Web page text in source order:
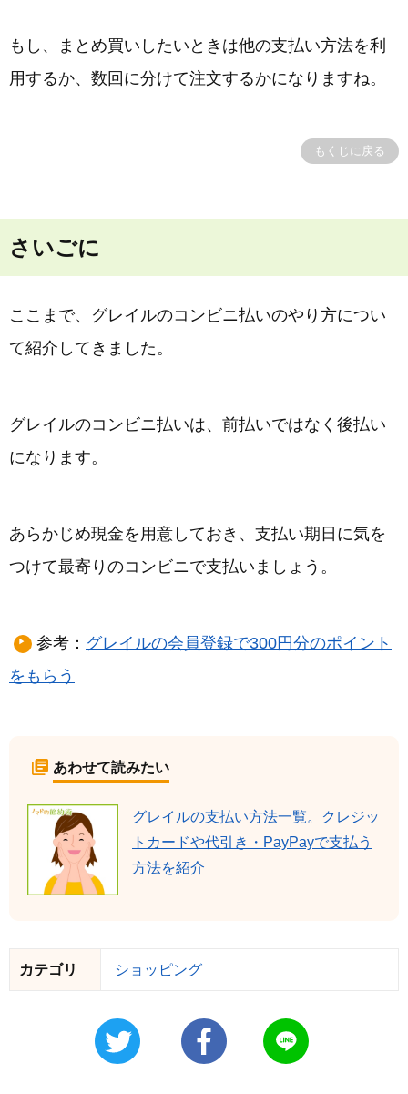
もし、まとめ買いしたいときは他の支払い方法を利
用するか、数回に分けて注文するかになりますね。
もくじに戻る
さいごに
ここまで、グレイルのコンビニ払いのやり方につい
て紹介してきました。
グレイルのコンビニ払いは、前払いではなく後払い
になります。
あらかじめ現金を用意しておき、支払い期日に気を
つけて最寄りのコンビニで支払いましょう。
参考： グレイルの会員登録で300円分のポイント
をもらう
あわせて読みたい
グレイルの支払い方法一覧。クレジッ
トカードや代引き・PayPayで支払う
方法を紹介
カテゴリ ショッピング